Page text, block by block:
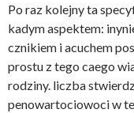
Po raz kolejny ta
kadym aspektem:
cznikiem i acuchem
prostu z tego caego
rodziny. liczba
penowartociowoci w